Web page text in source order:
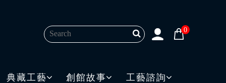
0
典藏工藝 創館故事 工藝諮詢